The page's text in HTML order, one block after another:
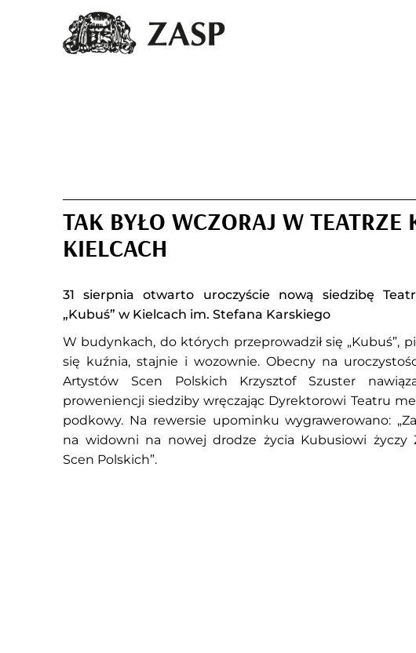
TAK BYŁO WCZORAJ W TEATRZE
KIELCACH
31 sierpnia otwarto uroczyście nową siedzibę
„Kubuś” w Kielcach im. Stefana Karskiego
W budynkach, do których przeprowadził się „Kubuś”,
się kuźnia, stajnie i wozownie. Obecny na
Artystów Scen Polskich Krzysztof Szuster
proweniencji siedziby wręczając Dyrektorowi Teatru
podkowy. Na rewersie upominku wygrawerowano:
na widowni na nowej drodze życia Kubusiowi życzy
Scen Polskich”.